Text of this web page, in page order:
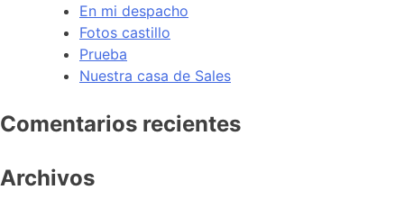
En mi despacho
Fotos castillo
Prueba
Nuestra casa de Sales
Comentarios recientes
Archivos